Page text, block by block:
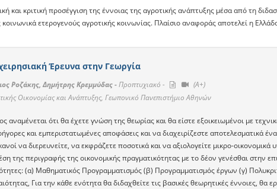
και κριτική προσέγγιση της έννοιας της αγροτικής ανάπτυξης μέσα από τη
ετερογενούς αγροτικής κοινωνίας. Πλαίσιο αναφοράς αποτελεί η
Έρευνα στην Γεωργία
Ροζάκης, Δημήτρης Κρεμμύδας -Προπτυχιακό -
(A+)
Οικονομίας και Ανάπτυξης, Γεωπονικό Πανεπιστήμιο Αθηνών
ότι θα έχετε γνώση της θεωρίας και θα είστε εξοικειωμένοι με
και εμπεριστατωμένες αποφάσεις και να διαχειρίζεστε αποτελεσματικά
να διερευνείτε, να εκφράζετε ποσοτικά και να αξιολογείτε μικρο-οικονομικά
της περιγραφής της οικονομικής πραγματικότητας με το δέον γενέσθαι στην
(α) Μαθηματικός Προγραμματισμός (β) Προγραμματισμός έργων (γ)
Για την κάθε ενότητα θα διδαχθείτε τις βασικές θεωρητικές έννοιες, θα